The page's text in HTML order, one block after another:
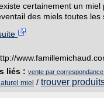
certainement un
des miels toutes les
liés : vente par
miel / trouver